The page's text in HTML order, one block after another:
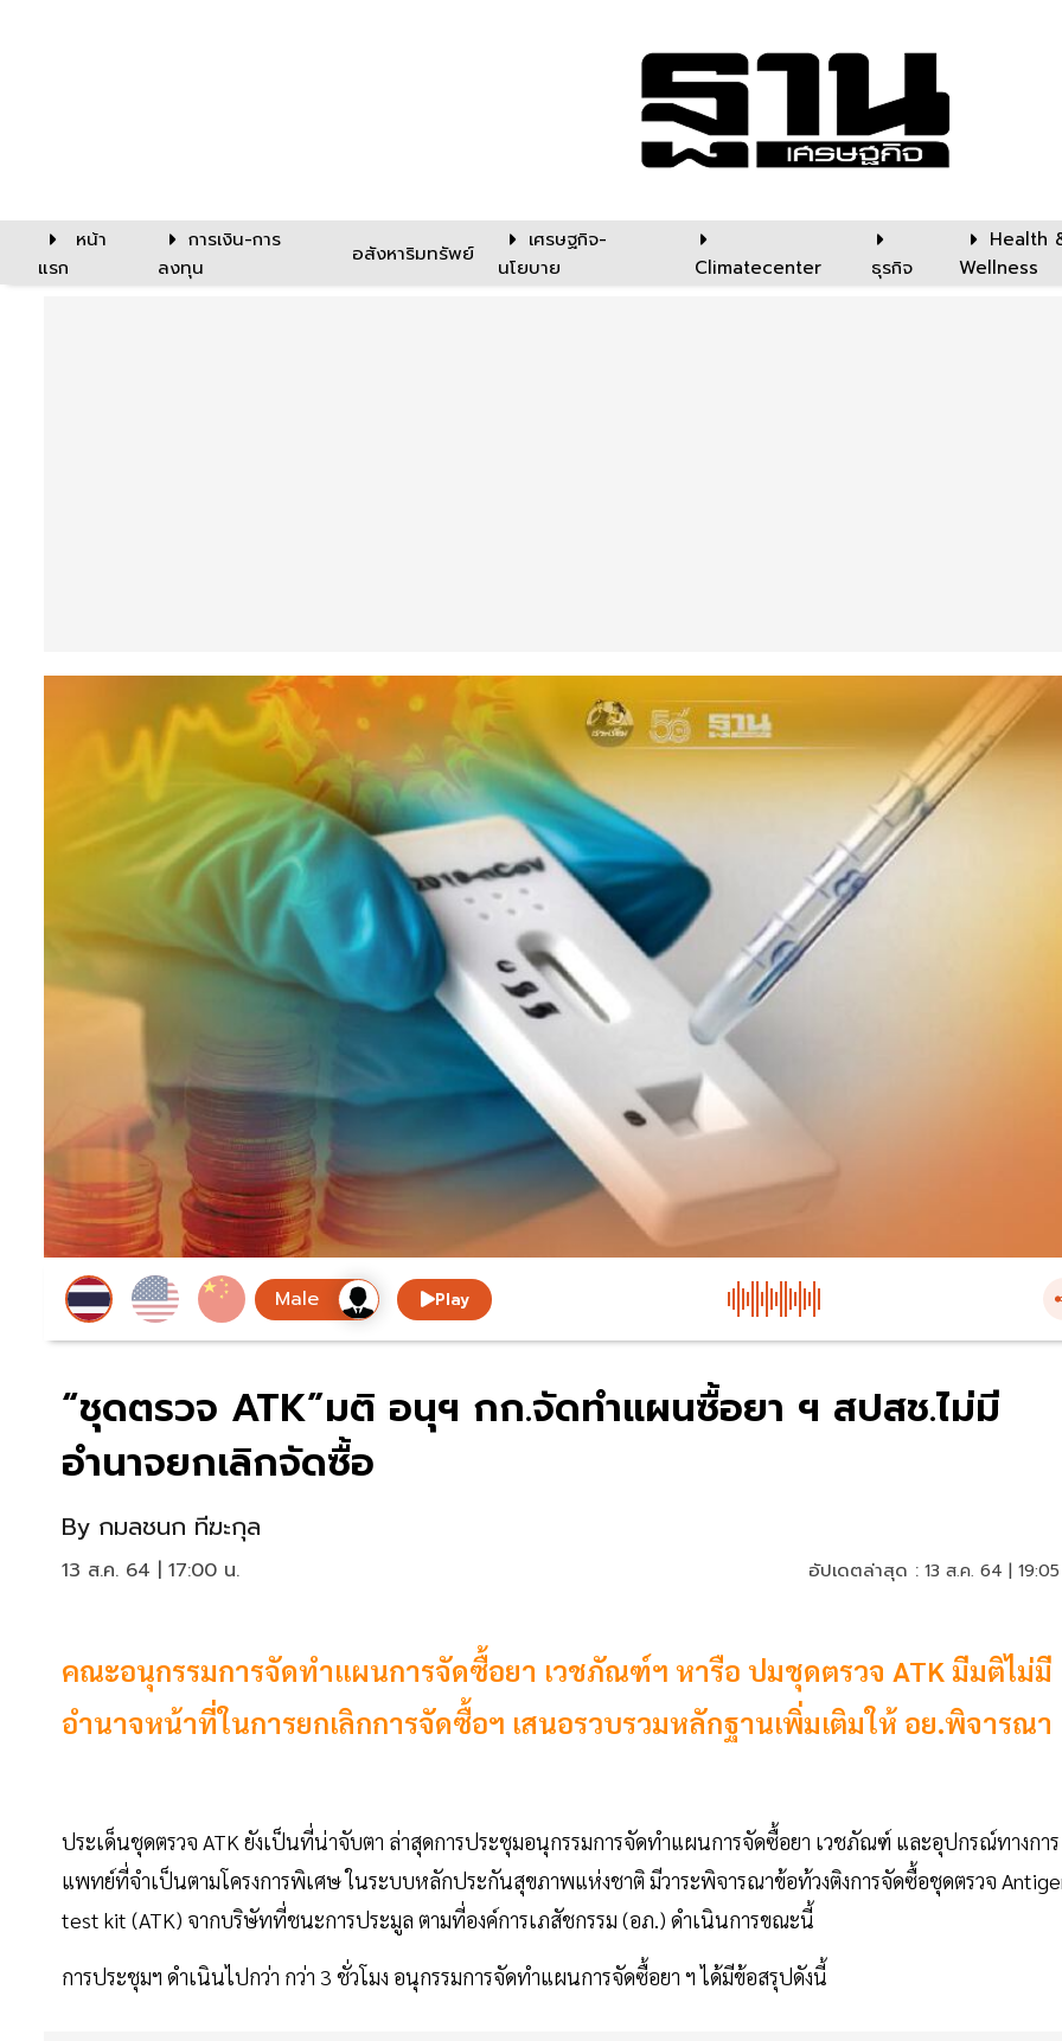
หน้า
แรก
การเงิน-การ
ลงทุน
อสังหาริมทรัพย์
เศรษฐกิจ-
นโยบาย
Climatecenter ธุรกิจ
Health
Wellness
Play
“ชุดตรวจ ATK”มติ อนุฯ กก.จัดทำแผนซื้อยา ฯ สปสช.ไม่มี
อำนาจยกเลิกจัดซื้อ
By กมลชนก ทีฆะกุล
13 ส.ค. 64 | 17:00 น. อัปเดตล่าสุด : 13 ส.ค. 64 |
คณะอนุกรรมการจัดทำแผนการจัดซื้อยา เวชภัณฑ์ฯ หารือ ปมชุดตรวจ ATK มีมติไม่มี
อำนาจหน้าที่ในการยกเลิกการจัดซื้อฯ เสนอรวบรวมหลักฐานเพิ่มเติมให้ อย.พิจารณา
ประเด็นชุดตรวจ ATK ยังเป็นที่น่าจับตา ล่าสุดการประชุมอนุกรรมการจัดทำแผนการจัดซื้อยา เวชภัณฑ์ และอุปกรณ์ทางการ
แพทย์ที่จำเป็นตามโครงการพิเศษ ในระบบหลักประกันสุขภาพแห่งชาติ มีวาระพิจารณาข้อท้วงติงการจัดซื้อชุดตรวจ
test kit (ATK) จากบริษัทที่ชนะการประมูล ตามที่องค์การเภสัชกรรม (อภ.) ดำเนินการขณะนี้
การประชุมฯ ดำเนินไปกว่า กว่า 3 ชั่วโมง อนุกรรมการจัดทำแผนการจัดซื้อยา ฯ ได้มีข้อสรุปดังนี้